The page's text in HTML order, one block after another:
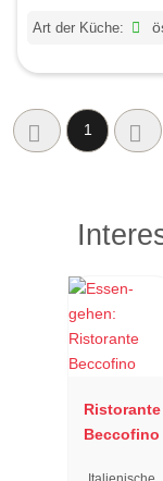
Art der Küche:
1
Ristorante
Beccofino